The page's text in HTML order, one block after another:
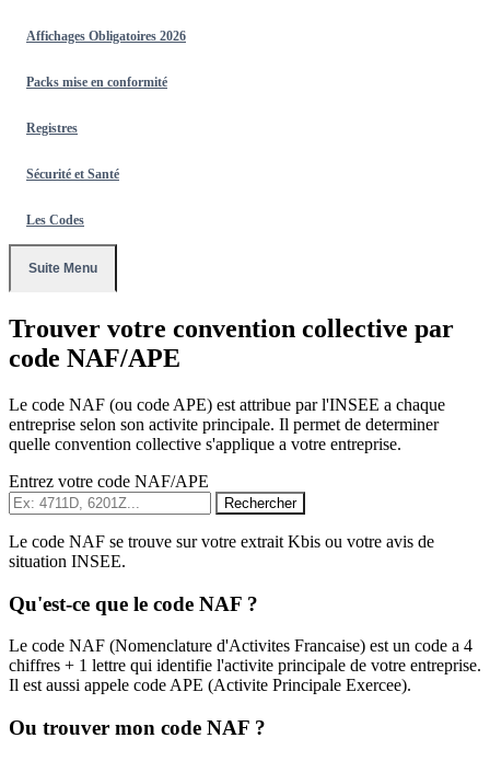
Affichages Obligatoires 2026
Packs mise en conformité
Registres
Sécurité et Santé
Les Codes
Suite Menu
Trouver votre convention collective par
code NAF/APE
Le code NAF (ou code APE) est attribue par l'INSEE a chaque
entreprise selon son activite principale. Il permet de determiner
quelle convention collective s'applique a votre entreprise.
Entrez votre code NAF/APE
Rechercher
Le code NAF se trouve sur votre extrait Kbis ou votre avis de
situation INSEE.
Qu'est-ce que le code NAF ?
Le code NAF (Nomenclature d'Activites Francaise) est un code a 4
chiffres + 1 lettre qui identifie l'activite principale de votre entreprise.
Il est aussi appele code APE (Activite Principale Exercee).
Ou trouver mon code NAF ?